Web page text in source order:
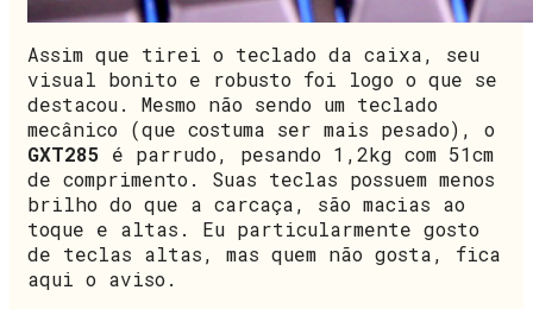
Assim que tirei o teclado da caixa, seu
visual bonito e robusto foi logo o que se
destacou. Mesmo não sendo um teclado
mecânico (que costuma ser mais pesado), o
GXT285 é parrudo, pesando 1,2kg com 51cm
de comprimento. Suas teclas possuem menos
brilho do que a carcaça, são macias ao
toque e altas. Eu particularmente gosto
de teclas altas, mas quem não gosta, fica
aqui o aviso.